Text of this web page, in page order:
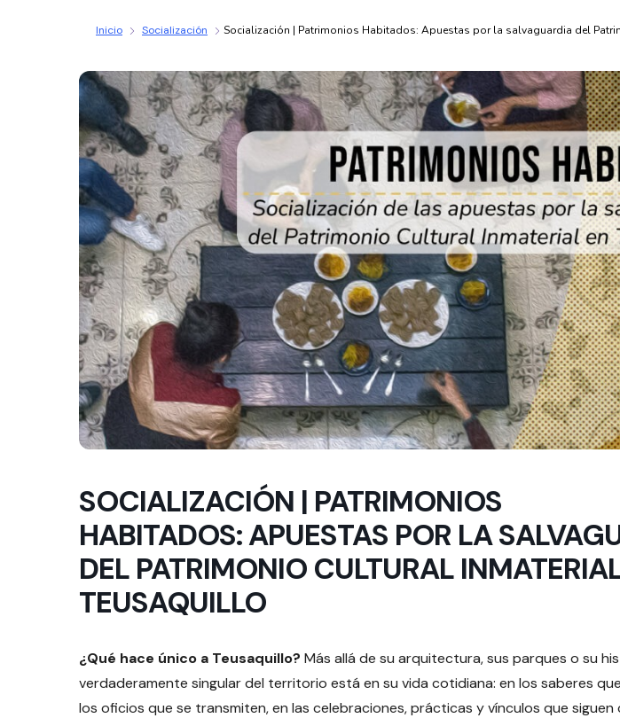
Inicio Socialización Socialización | Patrimonios Habitados: Apuestas por la salvaguardia del
SOCIALIZACIÓN | PATRIMONIOS
HABITADOS: APUESTAS POR LA
DEL PATRIMONIO CULTURAL
TEUSAQUILLO
¿Qué hace único a Teusaquillo? Más allá de su arquitectura, sus parques o su
verdaderamente singular del territorio está en su vida cotidiana: en los saberes
los oficios que se transmiten, en las celebraciones, prácticas y vínculos que